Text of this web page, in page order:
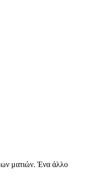
ματιών. Ένα άλλο